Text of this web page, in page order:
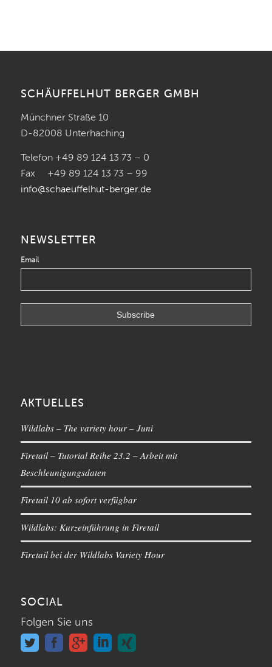
SCHÄUFFELHUT BERGER GMBH
Münchner Straße 10
D-82008 Unterhaching
Telefon +49 89 124 13 73 – 0
Fax +49 89 124 13 73 – 99
info@schaeuffelhut-berger.de
NEWSLETTER
Email
AKTUELLES
Wildlabs – The variety hour – Juni
Firetail – Tutorial Reihe 23.2 – Arbeit mit
Beschleunigungsdaten
Firetail 10 ab sofort verfügbar
Wildlabs: Kurzeinführung in Firetail
Firetail bei der Wildlabs Variety Hour
SOCIAL
Folgen Sie uns